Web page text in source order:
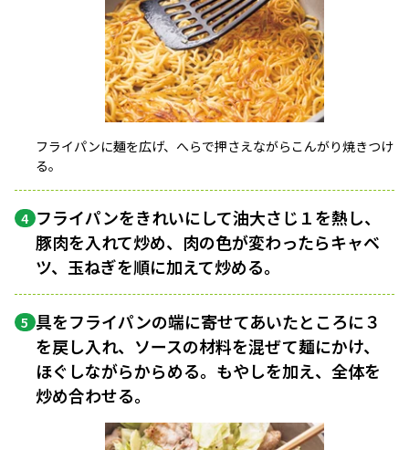
フライパンに麺を広げ、へらで押さえながらこんがり焼きつけ
る。
4 フライパンをきれいにして油大さじ１を熱し、
豚肉を入れて炒め、肉の色が変わったらキャベ
ツ、玉ねぎを順に加えて炒める。
5 具をフライパンの端に寄せてあいたところに３
を戻し入れ、ソースの材料を混ぜて麺にかけ、
ほぐしながらからめる。もやしを加え、全体を
炒め合わせる。